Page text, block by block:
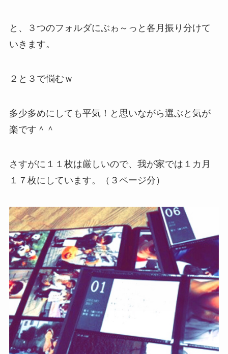
と、３つのフォルダにぶゎ～っと各月振り分けて
いきます。
２と３で悩むｗ
多少多めにしても平気！と思いながら選ぶと気が
楽です＾＾
さすがに１１枚は厳しいので、我が家では１カ月
１７枚にしています。（３ページ分）